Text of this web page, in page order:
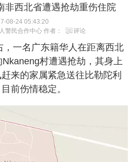
非西北省遭遇抢劫重伤住院
08-24 05:43:20
警民合作中心 作者： 评论
，一名广东籍华人在距离西北
村遭遇抢劫，其身上
来的家属紧急送往比勒陀利
前伤情稳定。